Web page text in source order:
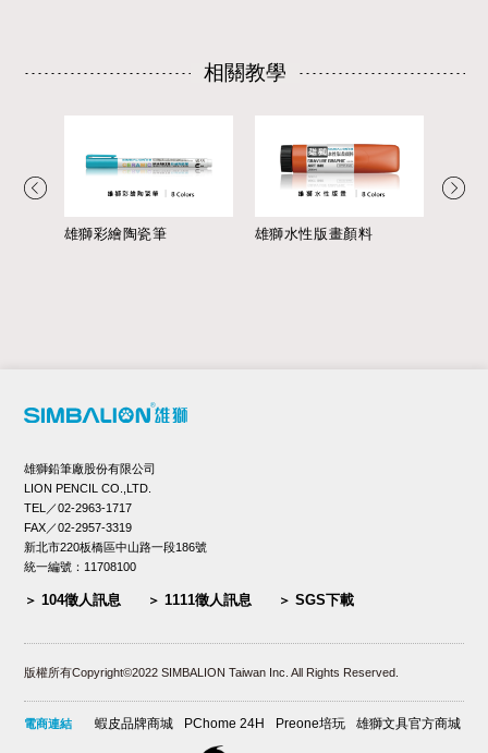
相關教學
雄獅彩繪陶瓷筆 雄獅水性版畫顏料
雄獅鉛筆廠股份有限公司
LION PENCIL CO.,LTD.
TEL／02-2963-1717
FAX／02-2957-3319
新北市220板橋區中山路一段186號
統一編號：11708100
104徵人訊息 1111徵人訊息 SGS下載
版權所有Copyright©2022 SIMBALION Taiwan Inc. All Rights Reserved.
電商連結 蝦皮品牌商城 PChome 24H Preone培玩 雄獅文具官方商城